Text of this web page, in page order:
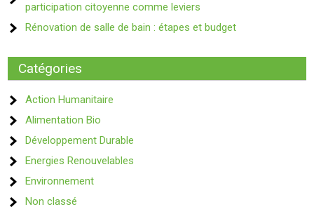
participation citoyenne comme leviers
Rénovation de salle de bain : étapes et budget
Catégories
Action Humanitaire
Alimentation Bio
Développement Durable
Energies Renouvelables
Environnement
Non classé